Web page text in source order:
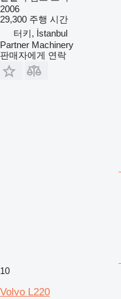
2006
29,300 주행 시간
터키, İstanbul
Partner Machinery
판매자에게 연락
10
Volvo L220